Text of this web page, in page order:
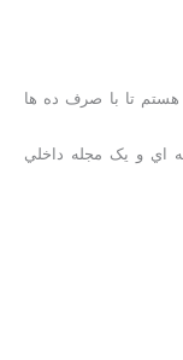
هستم تا با صرف ده ها
اي و يک مجله داخلي